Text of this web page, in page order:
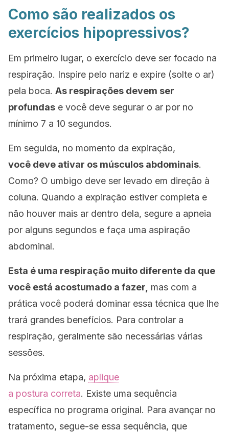
Como são realizados os
exercícios hipopressivos?
Em primeiro lugar, o exercício deve ser focado na
respiração. Inspire pelo nariz e expire (solte o ar)
pela boca. As respirações devem ser
profundas e você deve segurar o ar por no
mínimo 7 a 10 segundos.
Em seguida, no momento da expiração,
você deve ativar os músculos abdominais.
Como? O umbigo deve ser levado em direção à
coluna. Quando a expiração estiver completa e
não houver mais ar dentro dela, segure a apneia
por alguns segundos e faça uma aspiração
abdominal.
Esta é uma respiração muito diferente da que
você está acostumado a fazer, mas com a
prática você poderá dominar essa técnica que lhe
trará grandes benefícios. Para controlar a
respiração, geralmente são necessárias várias
sessões.
Na próxima etapa, aplique
a postura correta. Existe uma sequência
específica no programa original. Para avançar no
tratamento, segue-se essa sequência, que